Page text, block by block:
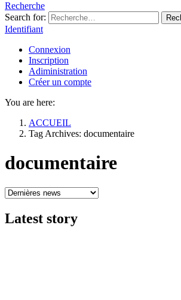
Recherche
Search for:
Identifiant
Connexion
Inscription
Adiministration
Créer un compte
You are here:
ACCUEIL
Tag Archives: documentaire
documentaire
Latest story